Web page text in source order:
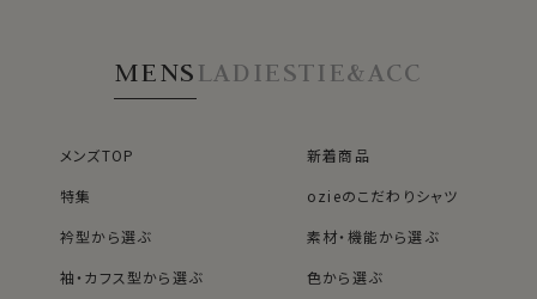
ズにてご用意。(サイズ表C)
ださい。
10423
MENSLADIESTIE&ACC
メンズTOP
新着商品
特集
ozieのこだわりシャツ
衿型から選ぶ
素材・機能から選ぶ
袖・カフス型から選ぶ
色から選ぶ